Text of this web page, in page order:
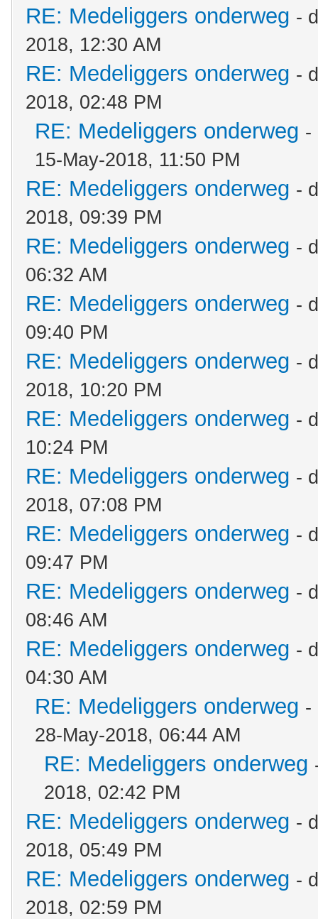
RE: Medeliggers onderweg -
2018, 12:30 AM
RE: Medeliggers onderweg -
2018, 02:48 PM
RE: Medeliggers onderweg -
15-May-2018, 11:50 PM
RE: Medeliggers onderweg -
2018, 09:39 PM
RE: Medeliggers onderweg -
06:32 AM
RE: Medeliggers onderweg -
09:40 PM
RE: Medeliggers onderweg -
2018, 10:20 PM
RE: Medeliggers onderweg -
10:24 PM
RE: Medeliggers onderweg -
2018, 07:08 PM
RE: Medeliggers onderweg -
09:47 PM
RE: Medeliggers onderweg -
08:46 AM
RE: Medeliggers onderweg -
04:30 AM
RE: Medeliggers onderweg -
28-May-2018, 06:44 AM
RE: Medeliggers onderweg
2018, 02:42 PM
RE: Medeliggers onderweg -
2018, 05:49 PM
RE: Medeliggers onderweg -
2018, 02:59 PM